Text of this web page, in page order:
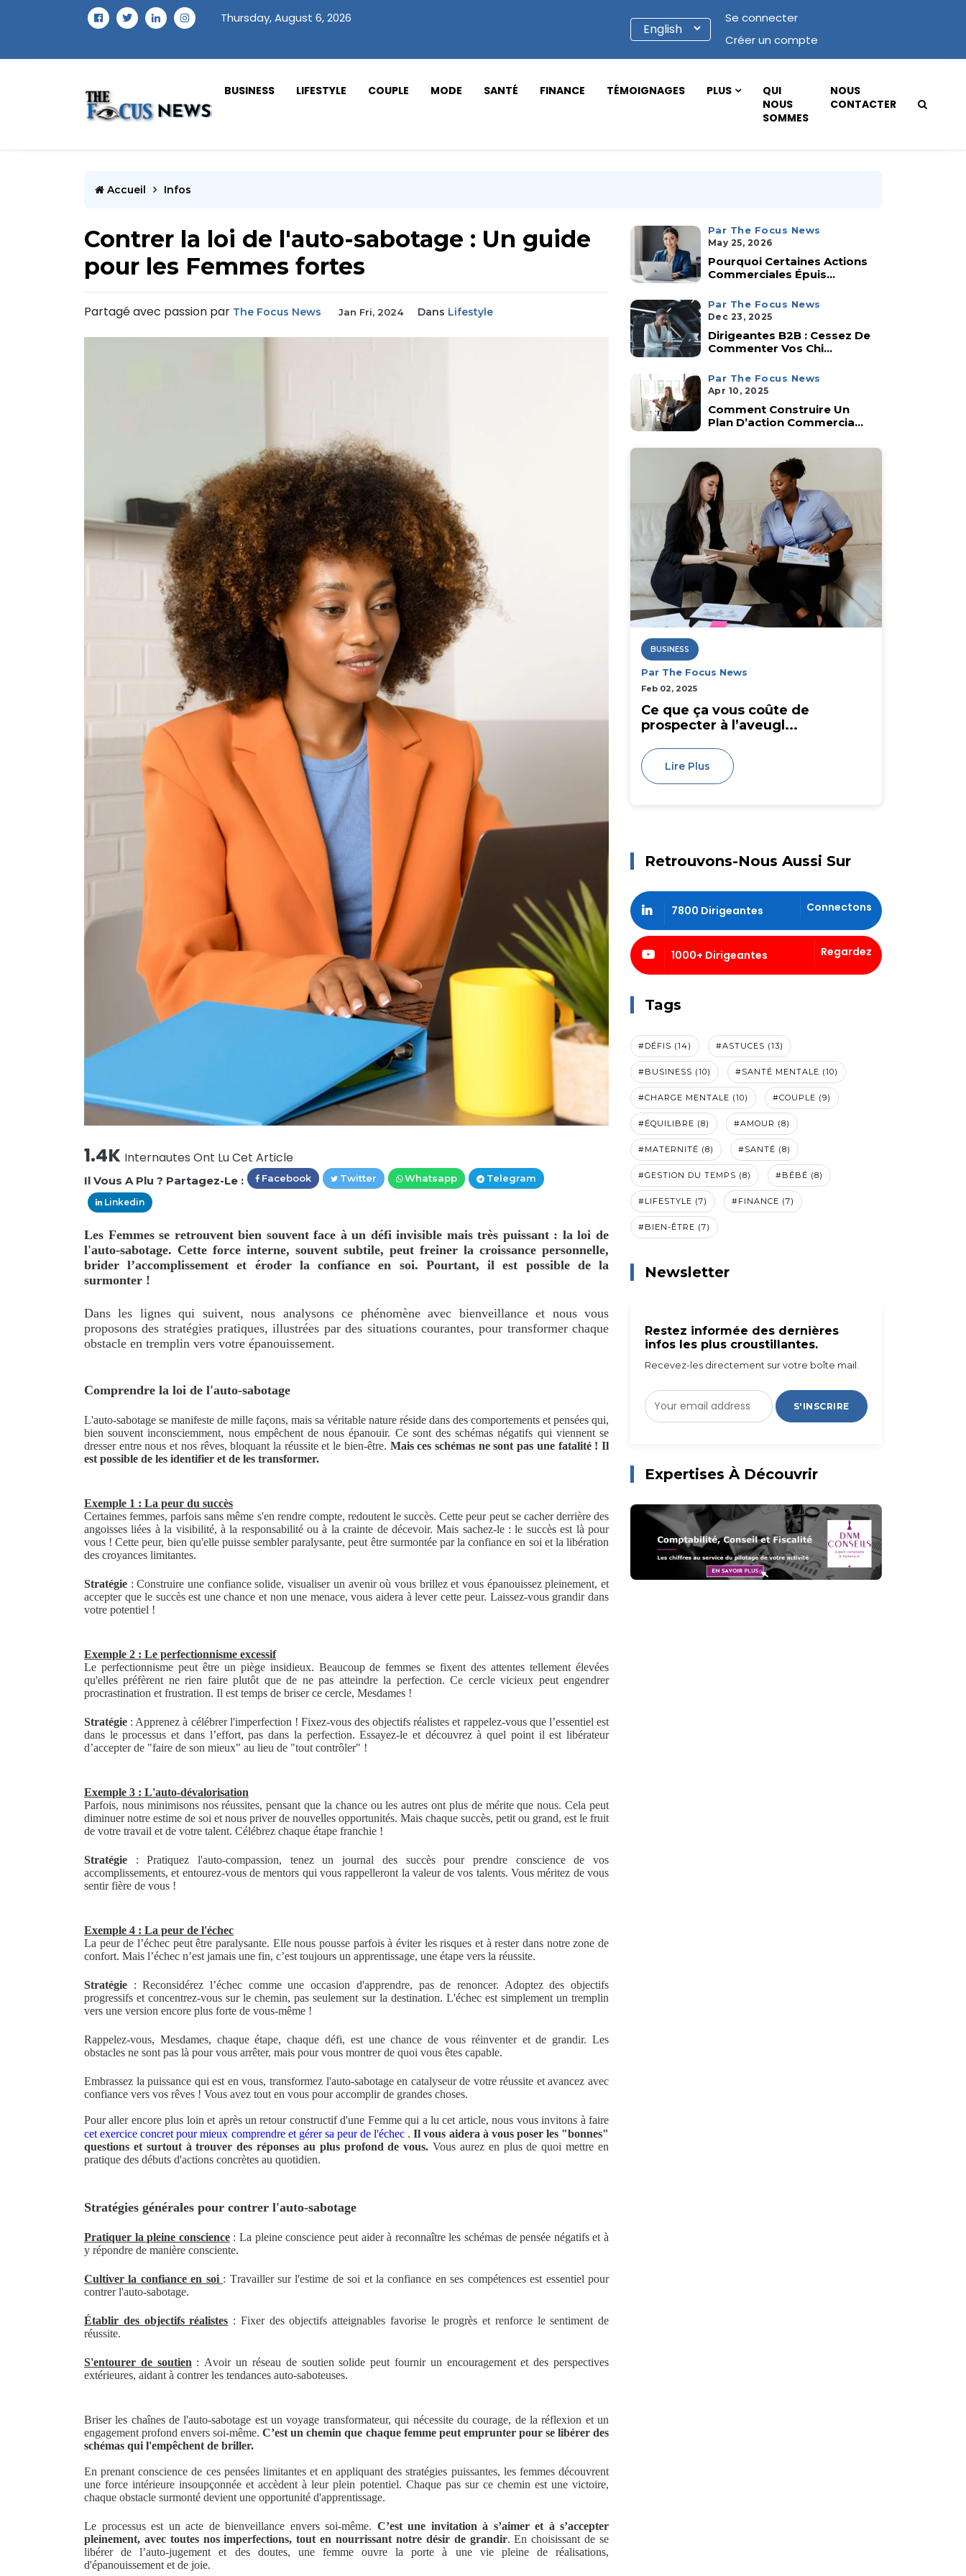
Thursday, August 6, 2026
Se connecter
Créer un compte
BUSINESS LIFESTYLE COUPLE MODE SANTÉ FINANCE TÉMOIGNAGES PLUS
QUI
NOUS
SOMMES
NOUS
CONTACTER
Accueil Infos
Contrer la loi de l'auto-sabotage : Un guide
pour les Femmes fortes
Partagé avec passion par The Focus News Jan Fri, 2024 Dans Lifestyle
1.4K Internautes Ont Lu Cet Article
Il Vous A Plu ? Partagez-Le : Facebook Twitter Whatsapp Telegram
Linkedin
Les Femmes se retrouvent bien souvent face à un défi invisible mais très puissant : la loi de
l'auto-sabotage. Cette force interne, souvent subtile, peut freiner la croissance personnelle,
brider l’accomplissement et éroder la confiance en soi. Pourtant, il est possible de la
surmonter !
Dans les lignes qui suivent, nous analysons ce phénomène avec bienveillance et nous vous
proposons des stratégies pratiques, illustrées par des situations courantes, pour transformer chaque
obstacle en tremplin vers votre épanouissement.
Comprendre la loi de l'auto-sabotage
L'auto-sabotage se manifeste de mille façons, mais sa véritable nature réside dans des comportements et pensées qui,
bien souvent inconsciemment, nous empêchent de nous épanouir. Ce sont des schémas négatifs qui viennent se
dresser entre nous et nos rêves, bloquant la réussite et le bien-être. Mais ces schémas ne sont pas une fatalité ! Il
est possible de les identifier et de les transformer.
Exemple 1 : La peur du succès
Certaines femmes, parfois sans même s'en rendre compte, redoutent le succès. Cette peur peut se cacher derrière des
angoisses liées à la visibilité, à la responsabilité ou à la crainte de décevoir. Mais sachez-le : le succès est là pour
vous ! Cette peur, bien qu'elle puisse sembler paralysante, peut être surmontée par la confiance en soi et la libération
des croyances limitantes.
Stratégie : Construire une confiance solide, visualiser un avenir où vous brillez et vous épanouissez pleinement, et
accepter que le succès est une chance et non une menace, vous aidera à lever cette peur. Laissez-vous grandir dans
votre potentiel !
Exemple 2 : Le perfectionnisme excessif
Le perfectionnisme peut être un piège insidieux. Beaucoup de femmes se fixent des attentes tellement élevées
qu'elles préfèrent ne rien faire plutôt que de ne pas atteindre la perfection. Ce cercle vicieux peut engendrer
procrastination et frustration. Il est temps de briser ce cercle, Mesdames !
Stratégie : Apprenez à célébrer l'imperfection ! Fixez-vous des objectifs réalistes et rappelez-vous que l’essentiel est
dans le processus et dans l’effort, pas dans la perfection. Essayez-le et découvrez à quel point il est libérateur
d’accepter de "faire de son mieux" au lieu de "tout contrôler" !
Exemple 3 : L'auto-dévalorisation
Parfois, nous minimisons nos réussites, pensant que la chance ou les autres ont plus de mérite que nous. Cela peut
diminuer notre estime de soi et nous priver de nouvelles opportunités. Mais chaque succès, petit ou grand, est le fruit
de votre travail et de votre talent. Célébrez chaque étape franchie !
Stratégie : Pratiquez l'auto-compassion, tenez un journal des succès pour prendre conscience de vos
accomplissements, et entourez-vous de mentors qui vous rappelleront la valeur de vos talents. Vous méritez de vous
sentir fière de vous !
Exemple 4 : La peur de l'échec
La peur de l’échec peut être paralysante. Elle nous pousse parfois à éviter les risques et à rester dans notre zone de
confort. Mais l’échec n’est jamais une fin, c’est toujours un apprentissage, une étape vers la réussite.
Stratégie : Reconsidérez l’échec comme une occasion d'apprendre, pas de renoncer. Adoptez des objectifs
progressifs et concentrez-vous sur le chemin, pas seulement sur la destination. L'échec est simplement un tremplin
vers une version encore plus forte de vous-même !
Rappelez-vous, Mesdames, chaque étape, chaque défi, est une chance de vous réinventer et de grandir. Les
obstacles ne sont pas là pour vous arrêter, mais pour vous montrer de quoi vous êtes capable.
Embrassez la puissance qui est en vous, transformez l'auto-sabotage en catalyseur de votre réussite et avancez avec
confiance vers vos rêves ! Vous avez tout en vous pour accomplir de grandes choses.
Pour aller encore plus loin et après un retour constructif d'une Femme qui a lu cet article, nous vous invitons à faire
cet exercice concret pour mieux comprendre et gérer sa peur de l'échec .Il vous aidera à vous poser les "bonnes"
questions et surtout à trouver des réponses au plus profond de vous. Vous aurez en plus de quoi mettre en
pratique des débuts d'actions concrètes au quotidien.
Stratégies générales pour contrer l'auto-sabotage
Pratiquer la pleine conscience: La pleine conscience peut aider à reconnaître les schémas de pensée négatifs et à
y répondre de manière consciente.
Cultiver la confiance en soi : Travailler sur l'estime de soi et la confiance en ses compétences est essentiel pour
contrer l'auto-sabotage.
Établir des objectifs réalistes : Fixer des objectifs atteignables favorise le progrès et renforce le sentiment de
réussite.
S'entourer de soutien : Avoir un réseau de soutien solide peut fournir un encouragement et des perspectives
extérieures, aidant à contrer les tendances auto-saboteuses.
Briser les chaînes de l'auto-sabotage est un voyage transformateur, qui nécessite du courage, de la réflexion et un
engagement profond envers soi-même.C’est un chemin que chaque femme peut emprunter pour se libérer des
schémas qui l'empêchent de briller.
En prenant conscience de ces pensées limitantes et en appliquant des stratégies puissantes, les femmes découvrent
une force intérieure insoupçonnée et accèdent à leur plein potentiel. Chaque pas sur ce chemin est une victoire,
chaque obstacle surmonté devient une opportunité d'apprentissage.
Le processus est un acte de bienveillance envers soi-même. C’est une invitation à s’aimer et à s’accepter
pleinement, avec toutes nos imperfections, tout en nourrissant notre désir de grandir. En choisissant de se
libérer de l’auto-jugement et des doutes, une femme ouvre la porte à une vie pleine de réalisations,
d'épanouissement et de joie.
Par The Focus News
May 25, 2026
Pourquoi Certaines Actions
Commerciales Épuis...
Par The Focus News
Dec 23, 2025
Dirigeantes B2B : Cessez De
Commenter Vos Chi...
Par The Focus News
Apr 10, 2025
Comment Construire Un
Plan D’action Commercia...
BUSINESS
Par The Focus News
Feb 02, 2025
Ce que ça vous coûte de
prospecter à l’aveugl...
Lire Plus
Retrouvons-Nous Aussi Sur
7800 Dirigeantes Connectons
1000+ Dirigeantes Regardez
Tags
#DÉFIS (14) #ASTUCES (13)
#BUSINESS (10) #SANTÉ MENTALE (10)
#CHARGE MENTALE (10) #COUPLE (9)
#ÉQUILIBRE (8) #AMOUR (8)
#MATERNITÉ (8) #SANTÉ (8)
#GESTION DU TEMPS (8) #BÉBÉ (8)
#LIFESTYLE (7) #FINANCE (7)
#BIEN-ÊTRE (7)
Newsletter
Restez informée des dernières
infos les plus croustillantes.
Recevez-les directement sur votre boîte mail.
S'INSCRIRE
Expertises À Découvrir